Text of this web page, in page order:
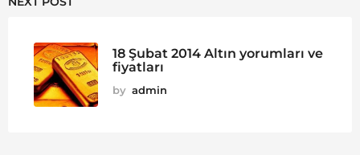
18 Şubat 2014 Altın yorumları ve
fiyatları
by admin